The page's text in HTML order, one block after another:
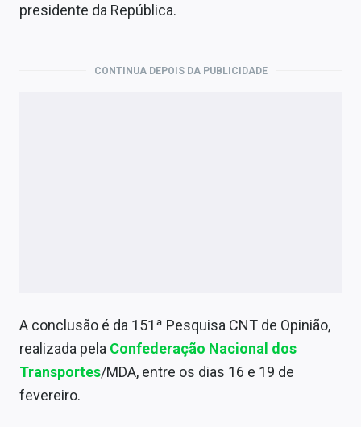
Economia
Conteúdo de Marca
presidente da República.
CONTINUA DEPOIS DA PUBLICIDADE
A conclusão é da 151ª Pesquisa CNT de Opinião,
realizada pela Confederação Nacional dos
Transportes/MDA, entre os dias 16 e 19 de
fevereiro.